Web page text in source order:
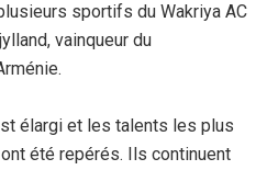
sportifs du Wakriya AC
vainqueur du
élargi et les talents les plus
été repérés. Ils continuent